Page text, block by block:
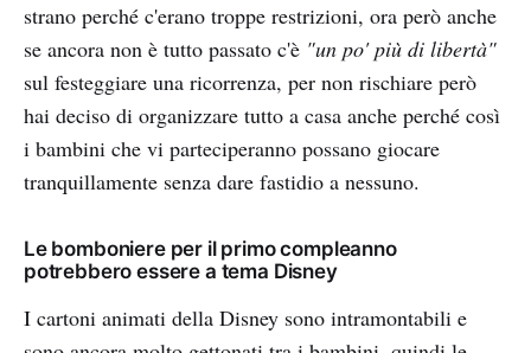
strano perché c'erano troppe restrizioni, ora però anche
se ancora non è tutto passato c'è "un po' più di libertà"
sul festeggiare una ricorrenza, per non rischiare però
hai deciso di organizzare tutto a casa anche perché così
i bambini che vi parteciperanno possano giocare
tranquillamente senza dare fastidio a nessuno.
Le bomboniere per il primo compleanno
potrebbero essere a tema Disney
I cartoni animati della Disney sono intramontabili e